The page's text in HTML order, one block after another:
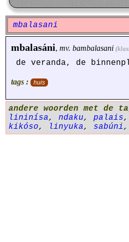
mbalasani
mbalasáni, mv. bambalasani
de veranda, de
tags : huis
andere woorden met de
lininísa, ndaku, palais,
kikóso, linyuka, sabúni,